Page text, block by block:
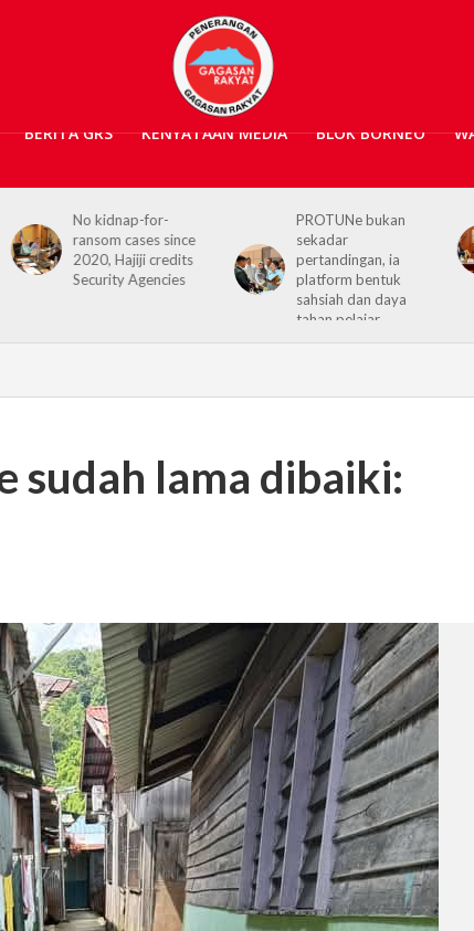
BERITA GRS KENYATAAN MEDIA BLOK BORNEO
PROTUNe bukan
sekadar
pertandingan, ia
platform bentuk
Hajiji receives UK High
Commissioner,
reaffirms enduring
Sabah–UK ties
sudah lama dibaiki: